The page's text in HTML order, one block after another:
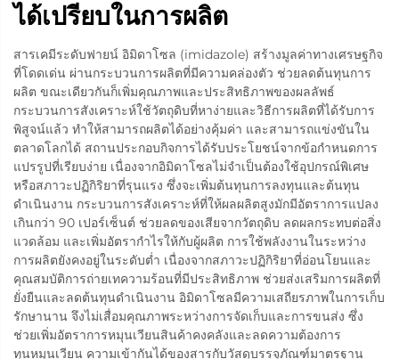
ได้เปรียบในการผลิต
สารเคมีระดับฟายน์ อิมิดาโซล (imidazole) สร้างมูลค่าทางเศรษฐกิจ
ที่โดดเด่น ผ่านกระบวนการผลิตที่มีความคล่องตัว ช่วยลดต้นทุนการ
ผลิต ขณะเดียวกันก็เพิ่มคุณภาพและประสิทธิภาพของผลลัพธ์
กระบวนการสังเคราะห์ใช้วัตถุดิบที่หาง่ายและวิธีการผลิตที่ได้รับการ
พิสูจน์แล้ว ทำให้สามารถผลิตได้อย่างคุ้มค่า และสามารถแข่งขันใน
ตลาดโลกได้ สถานประกอบกิจการได้รับประโยชน์จากข้อกำหนดการ
แปรรูปที่เรียบง่าย เนื่องจากอิมิดาโซลไม่จำเป็นต้องใช้อุปกรณ์พิเศษ
หรือสภาวะปฏิกิริยาที่รุนแรง ซึ่งจะเพิ่มต้นทุนการลงทุนและต้นทุน
ดำเนินงาน กระบวนการสังเคราะห์ที่ให้ผลผลิตสูงมักมีอัตราการแปลง
เกินกว่า 90 เปอร์เซ็นต์ ช่วยลดของเสียจากวัตถุดิบ ลดผลกระทบต่อสิ่ง
แวดล้อม และเพิ่มอัตรากำไรให้กับผู้ผลิต การใช้พลังงานในระหว่าง
การผลิตยังคงอยู่ในระดับต่ำ เนื่องจากสภาวะปฏิกิริยาที่อ่อนโยนและ
คุณสมบัติการถ่ายเทความร้อนที่มีประสิทธิภาพ ช่วยส่งเสริมการผลิตที่
ยั่งยืนและลดต้นทุนดำเนินงาน อิมิดาโซลมีความเสถียรภาพในการเก็บ
รักษานาน จึงไม่เสื่อมคุณภาพระหว่างการจัดเก็บและการขนส่ง ซึ่ง
ช่วยเพิ่มอัตราการหมุนเวียนสินค้าคงคลังและลดความต้องการ
ทุนหมุนเวียน ความเข้ากันได้ของสารกับวัสดุบรรจุภัณฑ์มาตรฐาน